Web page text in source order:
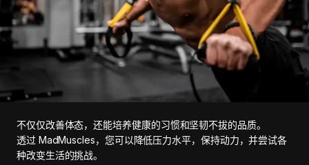
不仅仅改善体态，还能培养健康的习惯和坚韧不拔的品质。
透过 MadMuscles，您可以降低压力水平，保持动力，并尝试各
种改变生活的挑战。